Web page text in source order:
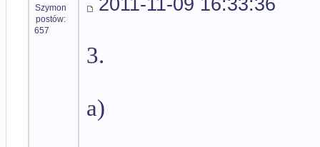
Szymon
postów:
657
3.
a)